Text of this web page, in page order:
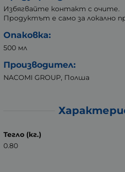
Избягвайте контакт с очите.
Продуктът е само за локално
Опаковка:
500 мл
Производител:
NACOMI GROUP, Полша
Тегло (кг.)
0.80